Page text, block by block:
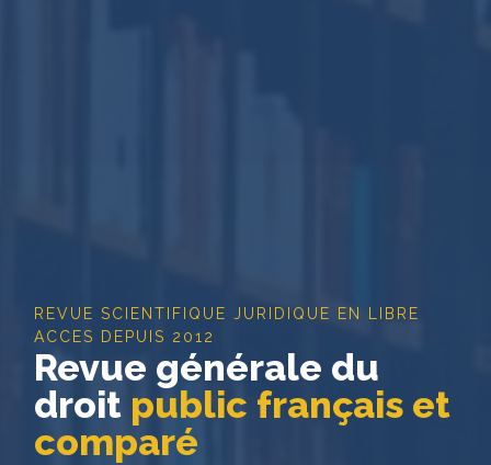
REVUE SCIENTIFIQUE JURIDIQUE EN LIBRE
ACCES DEPUIS 2012
Revue générale du
droit public français et
comparé